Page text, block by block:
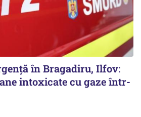
în Bragadiru, Ilfov:
intoxicate cu gaze într-